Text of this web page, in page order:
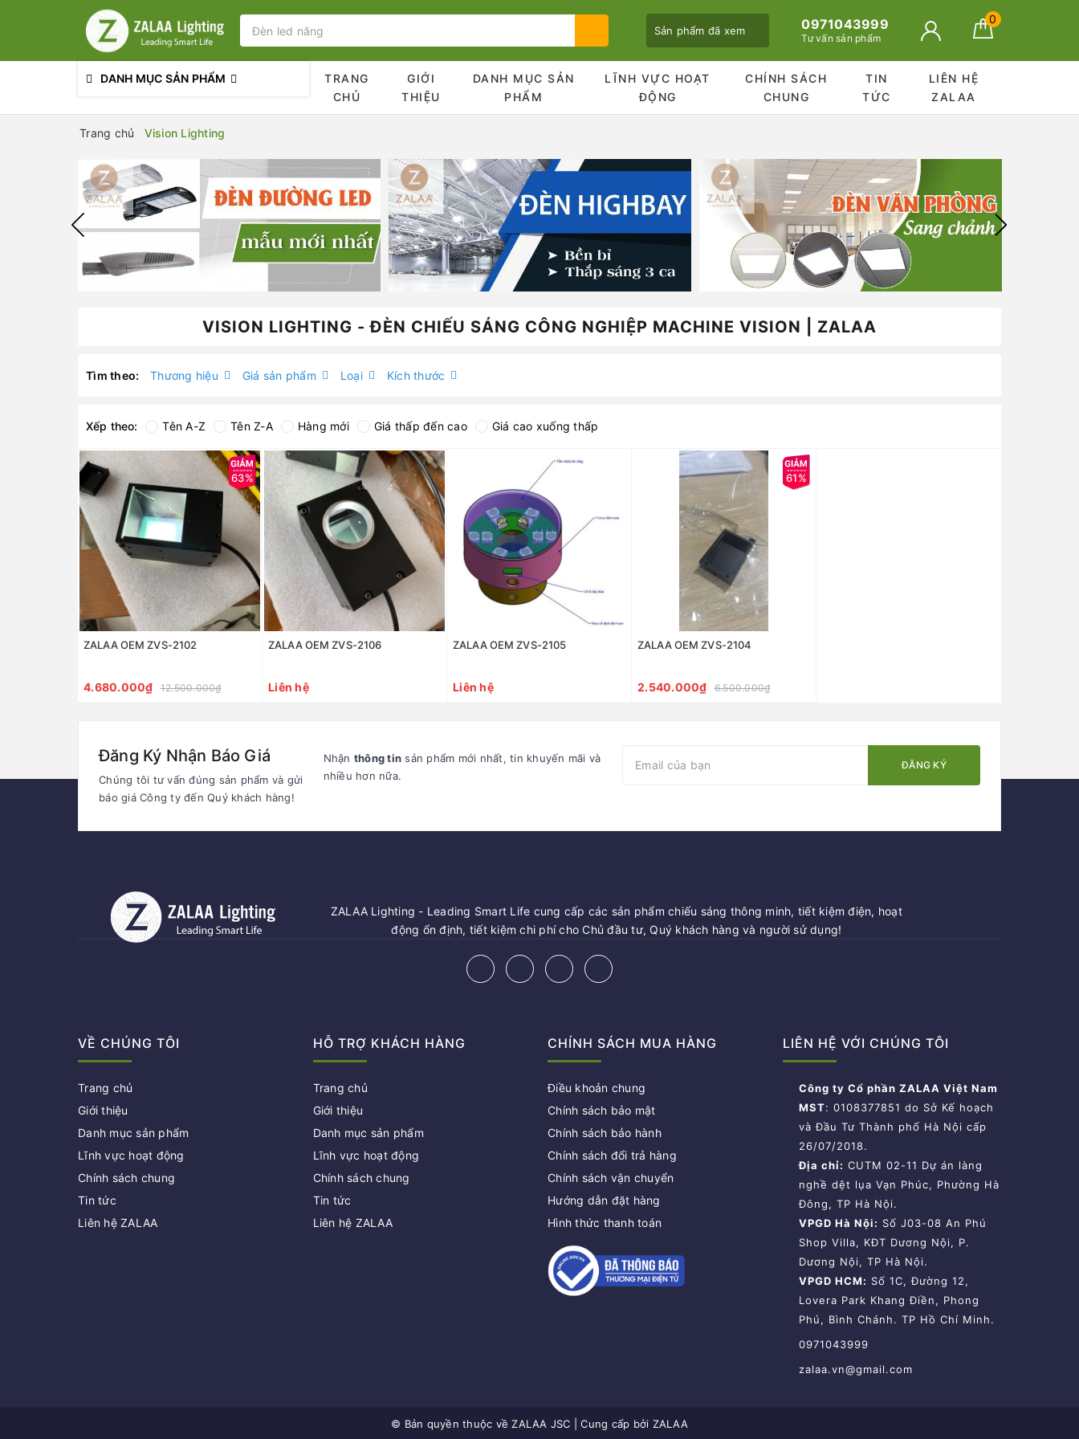
Sản phẩm đã xem
Bạn chưa xem sản phẩm nào
0971043999
Tư vấn sản phẩm
0
DANH MỤC SẢN PHẨM
TRANG
CHỦ
GIỚI
THIỆU
DANH MỤC SẢN
PHẨM
LĨNH VỰC HOẠT
ĐỘNG
CHÍNH SÁCH
CHUNG
TIN
TỨC
LIÊN HỆ
ZALAA
Trang chủ Vision Lighting
VISION LIGHTING - ĐÈN CHIẾU SÁNG CÔNG NGHIỆP MACHINE VISION | ZALAA
Tìm theo: Thương hiệu Giá sản phẩm Loại Kích thước
Xếp theo: Tên A-Z Tên Z-A Hàng mới Giá thấp đến cao Giá cao xuống thấp
63%
ZALAA OEM ZVS-2102
4.680.000₫ 12.500.000₫
ZALAA OEM ZVS-2106
Liên hệ
ZALAA OEM ZVS-2105
Liên hệ
61%
ZALAA OEM ZVS-2104
2.540.000₫ 6.500.000₫
Đăng Ký Nhận Báo Giá
Chúng tôi tư vấn đúng sản phẩm và gửi
báo giá Công ty đến Quý khách hàng!
Nhận thông tin sản phẩm mới nhất, tin khuyến mãi và
nhiều hơn nữa.
ĐĂNG KÝ
ZALAA Lighting - Leading Smart Life cung cấp các sản phẩm chiếu sáng thông minh, tiết kiệm điện, hoạt
động ổn định, tiết kiệm chi phí cho Chủ đầu tư, Quý khách hàng và người sử dụng!
VỀ CHÚNG TÔI
Trang chủ
Giới thiệu
Danh mục sản phẩm
Lĩnh vực hoạt động
Chính sách chung
Tin tức
Liên hệ ZALAA
HỖ TRỢ KHÁCH HÀNG
Trang chủ
Giới thiệu
Danh mục sản phẩm
Lĩnh vực hoạt động
Chính sách chung
Tin tức
Liên hệ ZALAA
CHÍNH SÁCH MUA HÀNG
Điều khoản chung
Chính sách bảo mật
Chính sách bảo hành
Chính sách đổi trả hàng
Chính sách vận chuyển
Hướng dẫn đặt hàng
Hình thức thanh toán
LIÊN HỆ VỚI CHÚNG TÔI
Công ty Cổ phần ZALAA Việt Nam
MST: 0108377851 do Sở Kế hoạch
và Đầu Tư Thành phố Hà Nội cấp
26/07/2018.
Địa chỉ: CUTM 02-11 Dự án làng
nghề dệt lụa Vạn Phúc, Phường Hà
Đông, TP Hà Nội.
VPGD Hà Nội: Số J03-08 An Phú
Shop Villa, KĐT Dương Nội, P.
Dương Nội, TP Hà Nội.
VPGD HCM: Số 1C, Đường 12,
Lovera Park Khang Điền, Phong
Phú, Bình Chánh. TP Hồ Chí Minh.
0971043999
zalaa.vn@gmail.com
© Bản quyền thuộc vềZALAA JSC Cung cấp bởi ZALAA